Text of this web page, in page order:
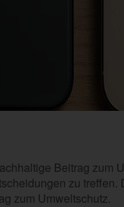
Beitrag zum
zu treffen.
zum Umweltschutz.